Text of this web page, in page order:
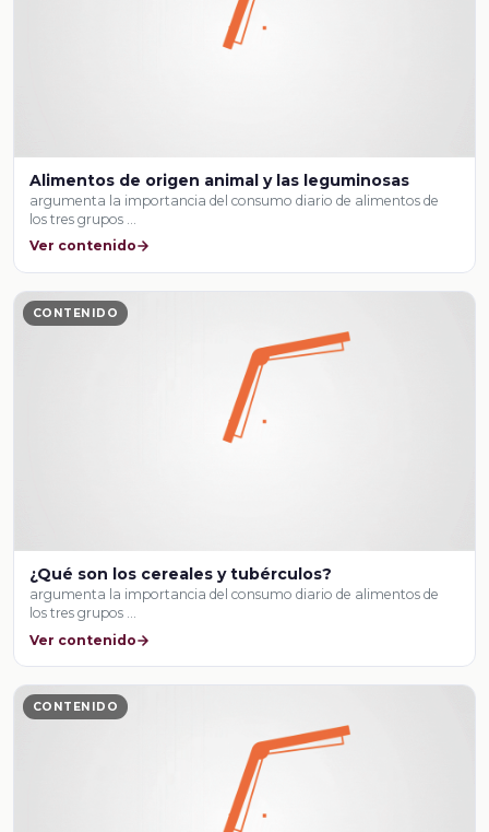
Alimentos de origen animal y las leguminosas
argumenta la importancia del consumo diario de alimentos de
los tres grupos …
Ver contenido
CONTENIDO
¿Qué son los cereales y tubérculos?
argumenta la importancia del consumo diario de alimentos de
los tres grupos …
Ver contenido
CONTENIDO